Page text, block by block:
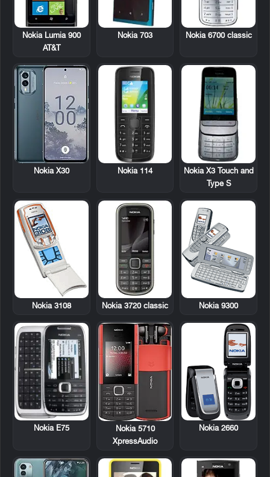
Nokia 6700 classic
Nokia 703
Nokia Lumia 900
AT&T
Nokia X3 Touch and
Type S
Nokia 114
Nokia X30
Nokia 9300
Nokia 3720 classic
Nokia 3108
Nokia 2660
Nokia 5710
XpressAudio
Nokia E75